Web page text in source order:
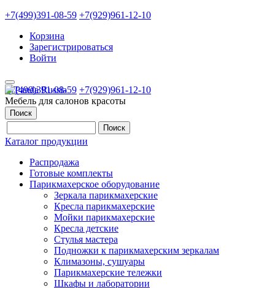
+7(499)391-08-59 +7(929)961-12-10
Корзина
Зарегистрироваться
Войти
+7(499)391-08-59 +7(929)961-12-10
Мебель для салонов красоты
Поиск
Каталог продукции
Распродажа
Готовые комплекты
Парикмахерское оборудование
Зеркала парикмахерские
Кресла парикмахерские
Мойки парикмахерские
Кресла детские
Стулья мастера
Подножки к парикмахерским зеркалам
Климазоны, сушуары
Парикмахерские тележки
Шкафы и лаборатории